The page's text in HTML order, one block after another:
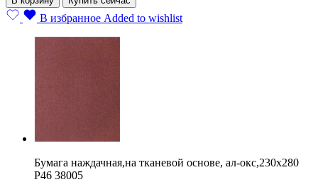
тканевой
основе,В избранное Added to wishlist
Бумага наждачная,на тканевой основе, ал-окс,230х280
Р46 38005